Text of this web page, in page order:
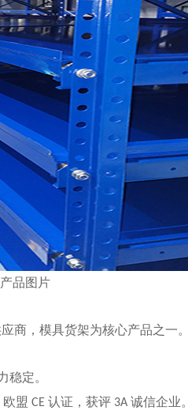
品图片
商，模具货架为核心产品之一。
稳定。
欧盟 CE 认证，获评 3A 诚信企业。